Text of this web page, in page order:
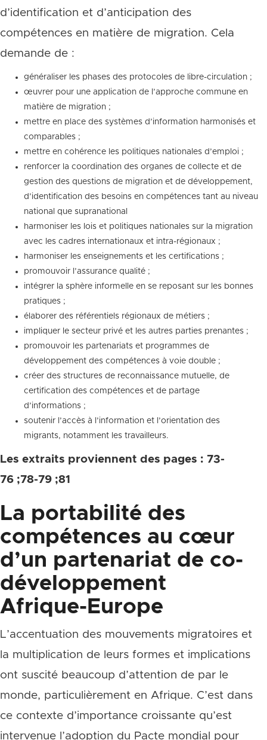
d’identification et d’anticipation des
compétences en matière de migration. Cela
demande de :
généraliser les phases des protocoles de libre-circulation ;
œuvrer pour une application de l’approche commune en
matière de migration ;
mettre en place des systèmes d’information harmonisés et
comparables ;
mettre en cohérence les politiques nationales d’emploi ;
renforcer la coordination des organes de collecte et de
gestion des questions de migration et de développement,
d’identification des besoins en compétences tant au niveau
national que supranational
harmoniser les lois et politiques nationales sur la migration
avec les cadres internationaux et intra-régionaux ;
harmoniser les enseignements et les certifications ;
promouvoir l’assurance qualité ;
intégrer la sphère informelle en se reposant sur les bonnes
pratiques ;
élaborer des référentiels régionaux de métiers ;
impliquer le secteur privé et les autres parties prenantes ;
promouvoir les partenariats et programmes de
développement des compétences à voie double ;
créer des structures de reconnaissance mutuelle, de
certification des compétences et de partage
d’informations ;
soutenir l’accès à l’information et l’orientation des
migrants, notamment les travailleurs.
Les extraits proviennent des pages : 73-
76 ;78-79 ;81
La portabilité des
compétences au cœur
d’un partenariat de co-
développement
Afrique-Europe
L’accentuation des mouvements migratoires et
la multiplication de leurs formes et implications
ont suscité beaucoup d’attention de par le
monde, particulièrement en Afrique. C’est dans
ce contexte d’importance croissante qu’est
intervenue l’adoption du Pacte mondial pour